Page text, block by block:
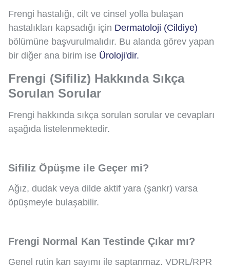
Frengi hastalığı, cilt ve cinsel yolla bulaşan
hastalıkları kapsadığı için Dermatoloji (Cildiye)
bölümüne başvurulmalıdır. Bu alanda görev yapan
bir diğer ana birim ise Üroloji'dir.
Frengi (Sifiliz) Hakkında Sıkça
Sorulan Sorular
Frengi hakkında sıkça sorulan sorular ve cevapları
aşağıda listelenmektedir.
Sifiliz Öpüşme ile Geçer mi?
Ağız, dudak veya dilde aktif yara (şankr) varsa
öpüşmeyle bulaşabilir.
Frengi Normal Kan Testinde Çıkar mı?
Genel rutin kan sayımı ile saptanmaz. VDRL/RPR